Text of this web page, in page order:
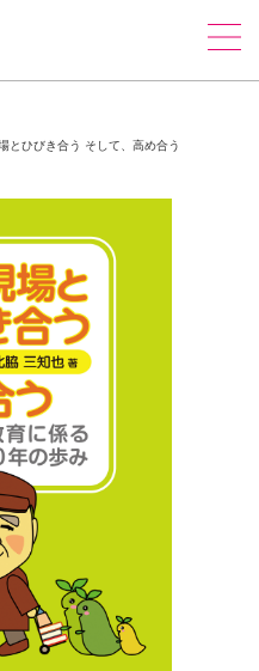
とひびき合う そして、高め合う